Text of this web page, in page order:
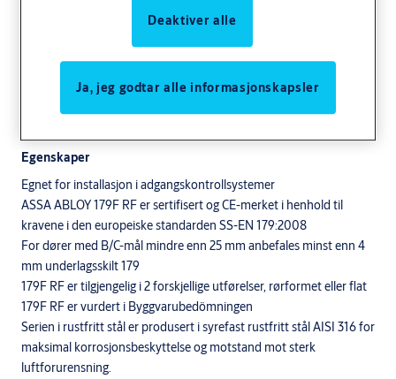
Nødbeslag 179F RF er beregnet for utadslående slagdører i
rømningsveier . 179F passer sammen med låskasser 710, 721,
722, 727 med 50 eller 70 mm backset.
Låsen åpnes med et
Egenskaper
Egnet for installasjon i adgangskontrollsystemer
ASSA ABLOY 179F RF er sertifisert og CE-merket i henhold til
kravene i den europeiske standarden SS-EN 179:2008
For dører med B/C-mål mindre enn 25 mm anbefales minst enn 4
mm underlagsskilt 179
179F RF er tilgjengelig i 2 forskjellige utførelser, rørformet eller flat
179F RF er vurdert i Byggvarubedömningen
Serien i rustfritt stål er produsert i syrefast rustfritt stål AISI 316 for
maksimal korrosjonsbeskyttelse og motstand mot sterk
luftforurensning.
Deaktiver alle
Ja, jeg godtar alle informasjonskapsler